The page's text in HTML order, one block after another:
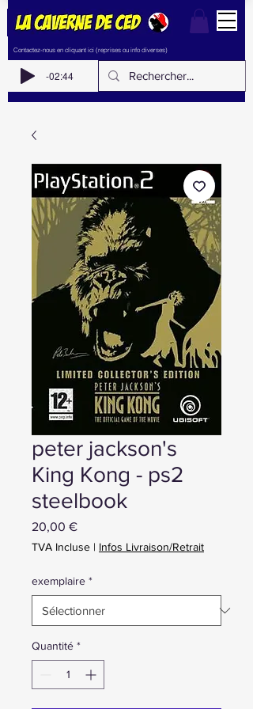
Contactez-nous en cliquant ici (reprises ou info diverses)
-02:44
peter jackson's
King Kong - ps2
steelbook
20,00 €Prix
TVA Incluse | Infos Livraison/Retrait
exemplaire *
Quantité *